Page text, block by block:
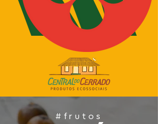
#frutos